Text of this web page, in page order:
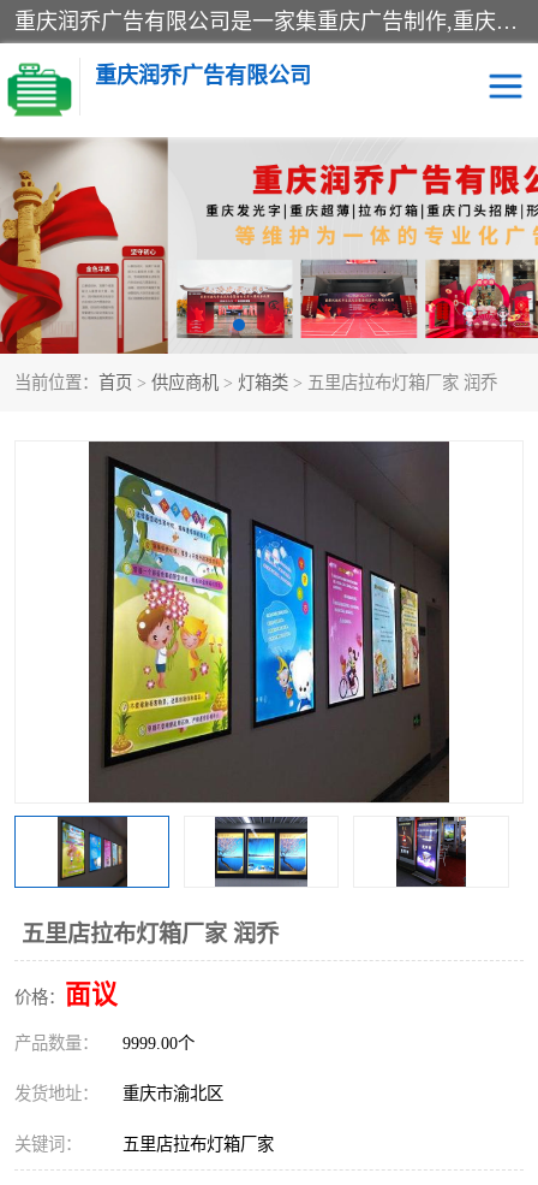
重庆润乔广告有限公司是一家集重庆广告制作,重庆标识标牌,亚克力发光字,led发光字,树脂发光字,超薄灯箱,拉布灯箱,吸塑灯箱,门头招牌,企业形象墙,写真喷绘,x展架,拉网展架,广告展架,条幅,锦旗设计,制作,施工,维护为一体的专业化广告公司.
重庆润乔广告有限公司
当前位置： 首页 > 供应商机 > 灯箱类 > 五里店拉布灯箱厂家 润乔
五里店拉布灯箱厂家 润乔
价格： 面议
产品数量： 9999.00个
发货地址： 重庆市渝北区
关键词： 五里店拉布灯箱厂家
招牌类 发光字类
灯箱类 形象墙类
标识标牌类 写真喷绘类
展架 条幅